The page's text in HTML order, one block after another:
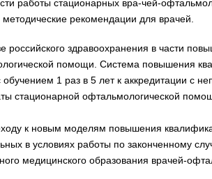
работы стационарных вра-чей-
рекомендации для врачей.
здравоохранения в части
помощи. Система повышения
1 раз в 5 лет к аккредитации с
стационарной офтальмологической
к новым моделям повышения
в условиях работы по законченному
медицинского образования врачей-